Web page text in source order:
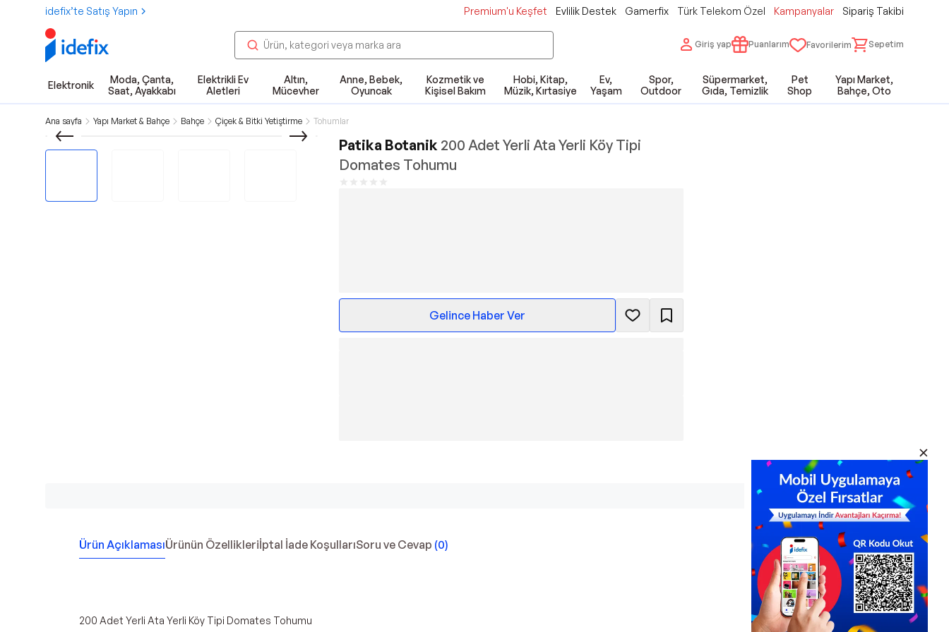
idefix’te Satış Yapın Premium'u Keşfet Evlilik Destek Gamerfix Türk Telekom Özel Kampanyalar Sipariş Takibi
Giriş yap Puanlarım Favorilerim Sepetim
Elektronik
Moda, Çanta,
Saat, Ayakkabı
Elektrikli Ev
Aletleri
Altın,
Mücevher
Anne, Bebek,
Oyuncak
Kozmetik ve
Kişisel Bakım
Hobi, Kitap,
Müzik, Kırtasiye
Ev,
Yaşam
Spor,
Outdoor
Süpermarket,
Gıda, Temizlik
Pet
Shop
Yapı Market,
Bahçe, Oto
Ana sayfa Yapı Market & Bahçe Bahçe Çiçek & Bitki Yetiştirme Tohumlar
Patika Botanik 200 Adet Yerli Ata Yerli Köy Tipi
Domates Tohumu
Gelince Haber Ver
Ürün AçıklamasıÜrünün Özellikleriİptal İade KoşullarıSoru ve Cevap (0)
200 Adet Yerli Ata Yerli Köy Tipi Domates Tohumu